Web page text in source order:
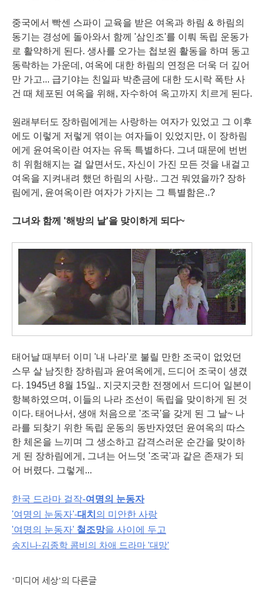
중국에서 빡센 스파이 교육을 받은 여옥과 하림 & 하림의
동기는 경성에 돌아와서 함께 '삼인조'를 이뤄 독립 운동가
로 활약하게 된다. 생사를 오가는 첩보원 활동을 하며 동고
동락하는 가운데, 여옥에 대한 하림의 연정은 더욱 더 깊어
만 가고... 급기야는 친일파 박춘금에 대한 도시락 폭탄 사
건 때 체포된 여옥을 위해, 자수하여 옥고까지 치르게 된다.
원래부터도 장하림에게는 사랑하는 여자가 있었고 그 이후
에도 이렇게 저렇게 엮이는 여자들이 있었지만, 이 장하림
에게 윤여옥이란 여자는 유독 특별하다. 그녀 때문에 번번
히 위험해지는 걸 알면서도, 자신이 가진 모든 것을 내걸고
여옥을 지켜내려 했던 하림의 사랑.. 그건 뭐였을까? 장하
림에게, 윤여옥이란 여자가 가지는 그 특별함은..?
그녀와 함께 '해방의 날'을 맞이하게 되다~
태어날 때부터 이미 '내 나라'로 불릴 만한 조국이 없었던
스무 살 남짓한 장하림과 윤여옥에게, 드디어 조국이 생겼
다. 1945년 8월 15일.. 지긋지긋한 전쟁에서 드디어 일본이
항복하였으며, 이들의 나라 조선이 독립을 맞이하게 된 것
이다. 태어나서, 생애 처음으로 '조국'을 갖게 된 그 날~ 나
라를 되찾기 위한 독립 운동의 동반자였던 윤여옥의 따스
한 체온을 느끼며 그 생소하고 감격스러운 순간을 맞이하
게 된 장하림에게, 그녀는 어느덧 '조국'과 같은 존재가 되
어 버렸다. 그렇게...
한국 드라마 걸작-여명의 눈동자
'여명의 눈동자'-대치 의 미안한 사랑
'여명의 눈동자' 철조망을 사이에 두고
송지나-김종학 콤비의 차애 드라마 '대망'
'미디어 세상'의 다른글